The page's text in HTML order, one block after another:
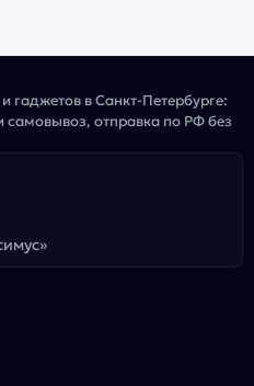
гаджетов в Санкт-Петербурге:
самовывоз, отправка по РФ без